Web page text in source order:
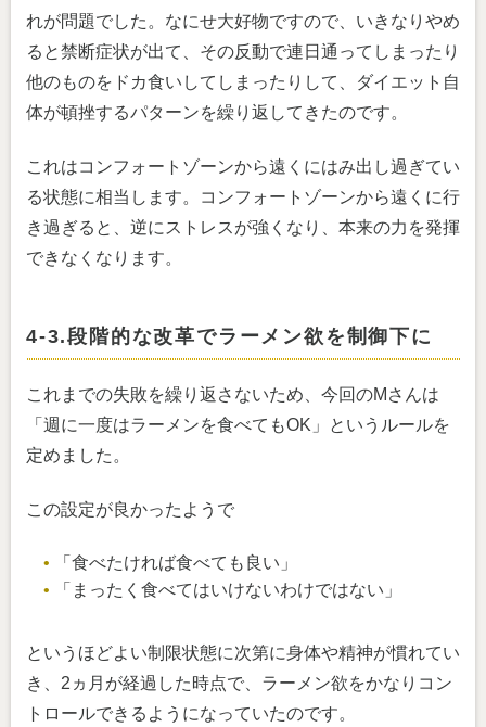
れが問題でした。なにせ大好物ですので、いきなりやめ
ると禁断症状が出て、その反動で連日通ってしまったり
他のものをドカ食いしてしまったりして、ダイエット自
体が頓挫するパターンを繰り返してきたのです。
これはコンフォートゾーンから遠くにはみ出し過ぎてい
る状態に相当します。コンフォートゾーンから遠くに行
き過ぎると、逆にストレスが強くなり、本来の力を発揮
できなくなります。
4-3.段階的な改革でラーメン欲を制御下に
これまでの失敗を繰り返さないため、今回のMさんは
「週に一度はラーメンを食べてもOK」というルールを
定めました。
この設定が良かったようで
「食べたければ食べても良い」
「まったく食べてはいけないわけではない」
というほどよい制限状態に次第に身体や精神が慣れてい
き、2ヵ月が経過した時点で、ラーメン欲をかなりコン
トロールできるようになっていたのです。